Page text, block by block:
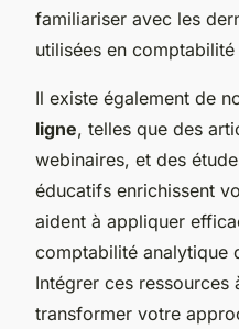
familiariser avec les
utilisées en
Il existe également de
ligne, telles que des
webinaires, et des
éducatifs enrichissent
aident à appliquer
comptabilité analytique
Intégrer ces
transformer votre